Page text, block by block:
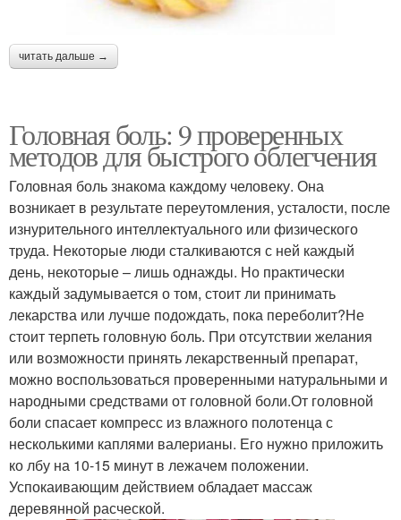
читать дальше →
Головная боль: 9 проверенных
методов для быстрого облегчения
Головная боль знакома каждому человеку. Она
возникает в результате переутомления, усталости, после
изнурительного интеллектуального или физического
труда. Некоторые люди сталкиваются с ней каждый
день, некоторые – лишь однажды. Но практически
каждый задумывается о том, стоит ли принимать
лекарства или лучше подождать, пока переболит?Не
стоит терпеть головную боль. При отсутствии желания
или возможности принять лекарственный препарат,
можно воспользоваться проверенными натуральными и
народными средствами от головной боли.От головной
боли спасает компресс из влажного полотенца с
несколькими каплями валерианы. Его нужно приложить
ко лбу на 10-15 минут в лежачем положении.
Успокаивающим действием обладает массаж
деревянной расческой.